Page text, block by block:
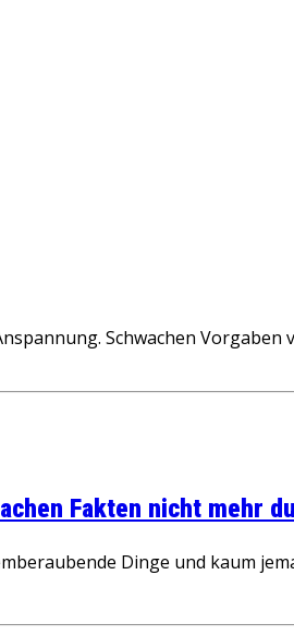
Schwachen Vorgaben
Fakten nicht mehr
Dinge und kaum